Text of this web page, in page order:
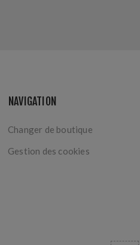
NAVIGATION
Changer de boutique
Gestion des cookies